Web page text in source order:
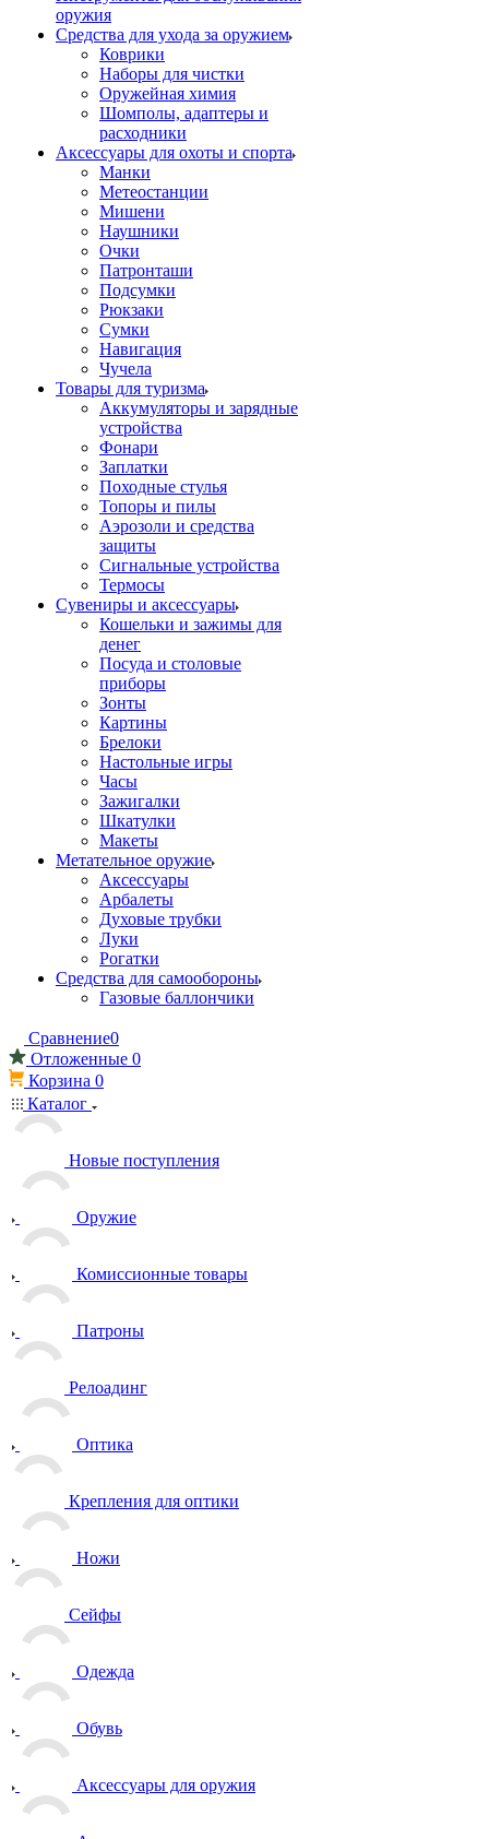
оружия
Средства для ухода за оружием
Коврики
Наборы для чистки
Оружейная химия
Шомполы, адаптеры и
расходники
Аксессуары для охоты и спорта
Манки
Метеостанции
Мишени
Наушники
Очки
Патронташи
Подсумки
Рюкзаки
Сумки
Навигация
Чучела
Товары для туризма
Аккумуляторы и зарядные
устройства
Фонари
Заплатки
Походные стулья
Топоры и пилы
Аэрозоли и средства
защиты
Сигнальные устройства
Термосы
Сувениры и аксессуары
Кошельки и зажимы для
денег
Посуда и столовые
приборы
Зонты
Картины
Брелоки
Настольные игры
Часы
Зажигалки
Шкатулки
Макеты
Метательное оружие
Аксессуары
Арбалеты
Духовые трубки
Луки
Рогатки
Средства для самообороны
Газовые баллончики
Сравнение0
Отложенные 0
Корзина 0
Каталог
Новые поступления
Оружие
Комиссионные товары
Патроны
Релоадинг
Оптика
Крепления для оптики
Ножи
Сейфы
Одежда
Обувь
Аксессуары для оружия